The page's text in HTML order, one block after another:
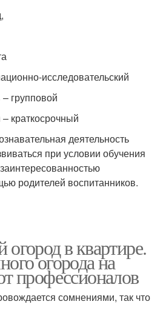
исследовательский
групповой
краткосрочный
деятельность
при условии обучения
родителей воспитанников.
в квартире.
огорода на
профессионалов
сомнениями, так что